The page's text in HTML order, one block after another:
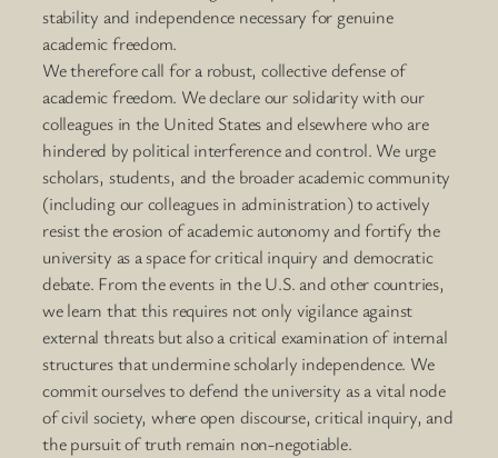
stability and independence necessary for genuine
academic freedom.
We therefore call for a robust, collective defense of
academic freedom. We declare our solidarity with our
colleagues in the United States and elsewhere who are
hindered by political interference and control. We urge
scholars, students, and the broader academic community
(including our colleagues in administration) to actively
resist the erosion of academic autonomy and fortify the
university as a space for critical inquiry and democratic
debate. From the events in the U.S. and other countries,
we learn that this requires not only vigilance against
external threats but also a critical examination of internal
structures that undermine scholarly independence. We
commit ourselves to defend the university as a vital node
of civil society, where open discourse, critical inquiry, and
the pursuit of truth remain non-negotiable.